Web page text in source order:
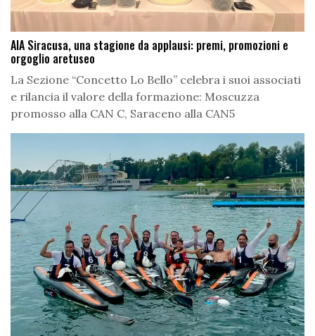
AIA Siracusa, una stagione da applausi: premi, promozioni e
orgoglio aretuseo
La Sezione “Concetto Lo Bello” celebra i suoi associati
e rilancia il valore della formazione: Moscuzza
promosso alla CAN C, Saraceno alla CAN5